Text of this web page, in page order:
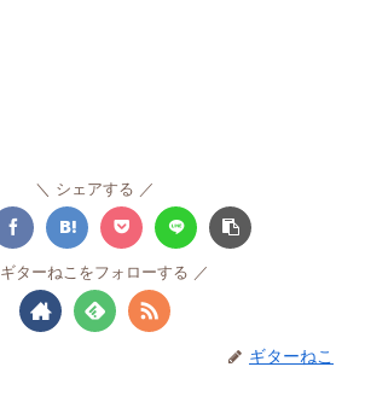
シェアする
ギターねこをフォローする
ギターねこ